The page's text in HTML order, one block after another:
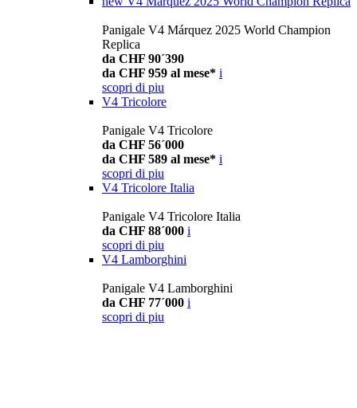
Panigale V4 Márquez 2025 World Champion
Replica
da CHF 90´390
da CHF 959 al mese* i
scopri di piu
V4 Tricolore
Panigale V4 Tricolore
da CHF 56´000
da CHF 589 al mese* i
scopri di piu
V4 Tricolore Italia
Panigale V4 Tricolore Italia
da CHF 88´000 i
scopri di piu
V4 Lamborghini
Panigale V4 Lamborghini
da CHF 77´000 i
scopri di piu